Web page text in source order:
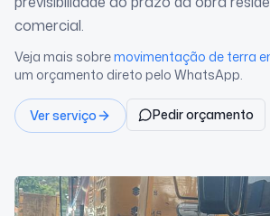
comercial.
Veja mais sobremovimentação de terra
um orçamento direto pelo WhatsApp.
Ver serviço Pedir orçamento